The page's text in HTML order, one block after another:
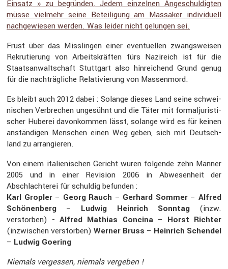
Einsatz » zu begründen. Jedem einzelnen Angeschul­digten
müsse vielmehr seine Betei­li­gung am Massaker indivi­duell
nachge­wiesen werden. Was leider nicht gelungen sei.
Frust über das Misslingen einer eventu­ellen zwangs­weisen
Rekru­tie­rung von Arbeits­kräften fürs Nazireich ist für die
Staats­an­walt­schaft Stutt­gart also hinrei­chend Grund genug
für die nachträg­liche Relati­vie­rung von Massen­mord.
Es bleibt auch 2012 dabei : Solange dieses Land seine schwei­
ni­schen Verbre­chen ungesühnt und die Täter mit formal­ju­ris­ti­
scher Huberei davon­kommen lässt, solange wird es für keinen
anstän­digen Menschen einen Weg geben, sich mit Deutsch­
land zu arran­gieren.
Von einem italie­ni­schen Gericht wuren folgende zehn Männer
2005 und in einer Revision 2006 in Abwesen­heit der
Abschlach­terei für schuldig befunden :
Karl Gropler– Georg Rauch – Gerhard Sommer–Alfred
Schönen­berg – Ludwig Heinrich Sonntag(inzw.
verstorben) -Alfred Mathias Concina– Horst Richter
(inzwi­schen verstorben) Werner Bruss – Heinrich Schendel
– Ludwig Goering
Niemals vergessen, niemals vergeben !